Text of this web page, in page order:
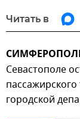
Читать в
Севастополе
городской